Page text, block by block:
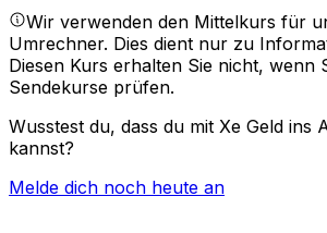
Wir verwenden den Mittelkurs für
Umrechner. Dies dient nur zu
Diesen Kurs erhalten Sie nicht, wenn
Sendekurse prüfen.
Wusstest du, dass du mit Xe Geld ins
kannst?
Melde dich noch heute an